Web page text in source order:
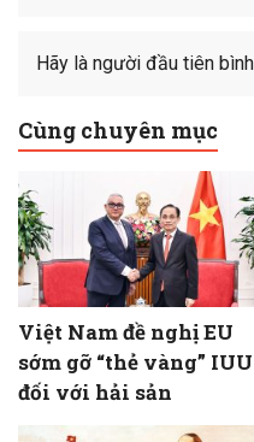
Hãy là người đầu tiên
Cùng chuyên mục
Việt Nam đề nghị EU
sớm gỡ “thẻ vàng” IUU
đối với hải sản